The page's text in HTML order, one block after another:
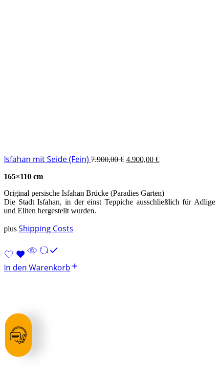
Isfahan mit Seide (Fein) 7.900,00€ 4.900,00 €
165×110 cm
Original persische Isfahan Brücke (Paradies Garten)
Die Stadt Isfahan, in der einst Teppiche ausschließlich für Adlige
und Eliten hergestellt wurden.
plus Shipping Costs
In den Warenkorb